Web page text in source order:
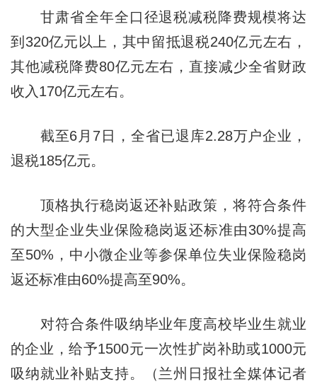
甘肃省全年全口径退税减税降费规模将达
到320亿元以上，其中留抵退税240亿元左右，
其他减税降费80亿元左右，直接减少全省财政
收入170亿元左右。
截至6月7日，全省已退库2.28万户企业，
退税185亿元。
顶格执行稳岗返还补贴政策，将符合条件
的大型企业失业保险稳岗返还标准由30%提高
至50%，中小微企业等参保单位失业保险稳岗
返还标准由60%提高至90%。
对符合条件吸纳毕业年度高校毕业生就业
的企业，给予1500元一次性扩岗补助或1000元
吸纳就业补贴支持。（兰州日报社全媒体记者